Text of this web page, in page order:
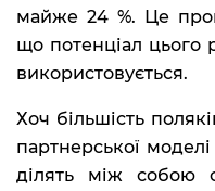
майже 24 %. Це
що потенціал цього
використовується.
Хоч більшість
партнерської
ділять між собою